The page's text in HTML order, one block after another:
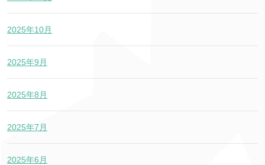
2025年10月
2025年9月
2025年8月
2025年7月
2025年6月